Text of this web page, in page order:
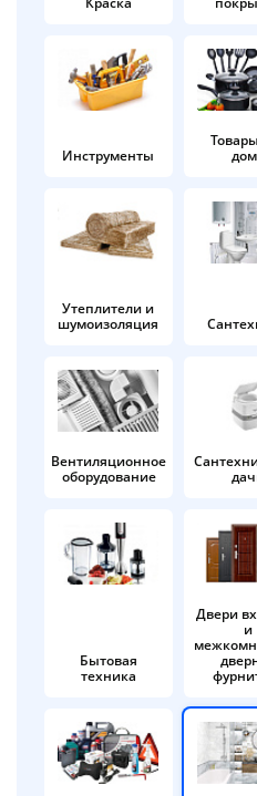
Инструменты
Утеплители и
шумоизоляция
Вентиляционное
оборудование
Бытовая
техника
Двери
и
в корзину
Оплачивайте
25% картой любого
Получайте товар
выбранный
Оставшиеся
%
по25%каждые 2
Подробнее
об оплате Плайтом
недели
Остались
8 800